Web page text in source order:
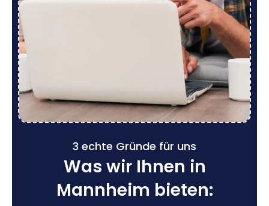
3 echte Gründe für uns
Was wir Ihnen in
Mannheim bieten: